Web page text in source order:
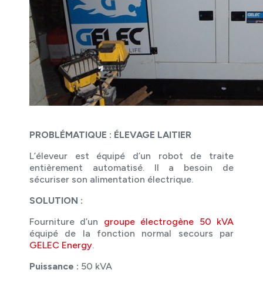
PROBLÉMATIQUE : ÉLEVAGE LAITIER
L’éleveur est équipé d’un robot de traite
entièrement automatisé. Il a besoin de
sécuriser son alimentation électrique.
SOLUTION :
Fourniture d’un groupe électrogène 50 kVA
équipé de la fonction normal secours par
GELEC Energy.
Puissance : 50 kVA